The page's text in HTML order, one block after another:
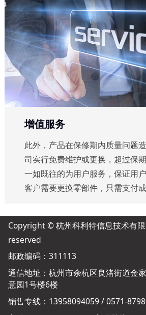
增值服务
此外，产品在保修期内质量问题
司实行免费维护或更换，超过保
一如既往的为用户服务，保证用
客户需要更换零部件，只需支付成
Copyright © 杭州科利特信息技术有
reserved
邮政编码：311113
通信地址：杭州市余杭区良渚街道金
意园1号楼6楼
销售专线：13958094059 / 0571-